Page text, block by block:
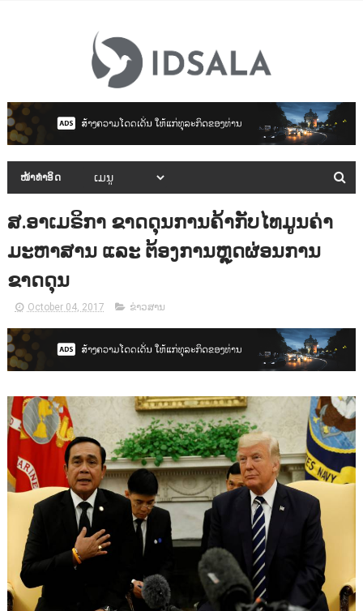
ໜ້າທຳອິດ
ສ.ອາເມຣິກາ ຂາດດຸນການຄ້າກັບໄທມູນຄ່າ
ມະຫາສານ ແລະ ຕ້ອງການຫຼຸດຜ່ອນການ
ຂາດດຸນ
October 04, 2017 ຂ່າວສານ